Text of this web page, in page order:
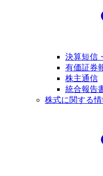
決算短信
有価証券
株主通信
統合報告
株式に関する情